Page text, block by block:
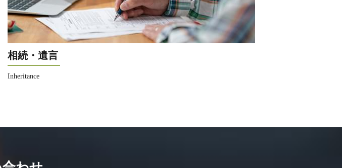
相続・遺言
Inheritance